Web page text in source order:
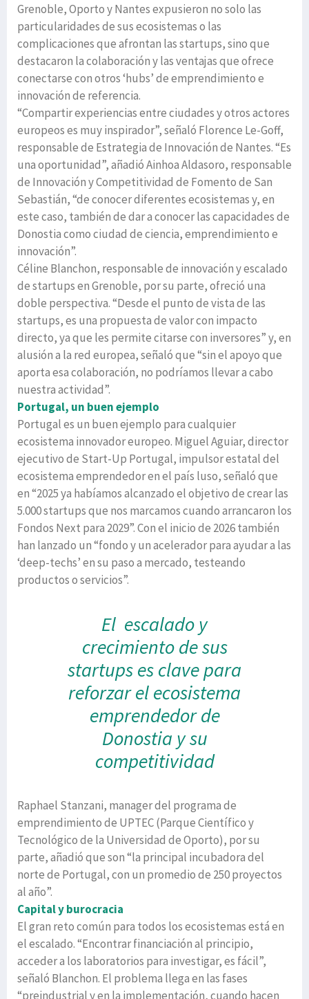
Grenoble, Oporto y Nantes expusieron no solo las
particularidades de sus ecosistemas o las
complicaciones que afrontan las startups, sino que
destacaron la colaboración y las ventajas que ofrece
conectarse con otros ‘hubs’ de emprendimiento e
innovación de referencia.
“Compartir experiencias entre ciudades y otros actores
europeos es muy inspirador”, señaló Florence Le-Goff,
responsable de Estrategia de Innovación de Nantes. “Es
una oportunidad”, añadió Ainhoa Aldasoro, responsable
de Innovación y Competitividad de Fomento de San
Sebastián, “de conocer diferentes ecosistemas y, en
este caso, también de dar a conocer las capacidades de
Donostia como ciudad de ciencia, emprendimiento e
innovación”.
Céline Blanchon, responsable de innovación y escalado
de startups en Grenoble, por su parte, ofreció una
doble perspectiva. “Desde el punto de vista de las
startups, es una propuesta de valor con impacto
directo, ya que les permite citarse con inversores” y, en
alusión a la red europea, señaló que “sin el apoyo que
aporta esa colaboración, no podríamos llevar a cabo
nuestra actividad”.
Portugal, un buen ejemplo
Portugal es un buen ejemplo para cualquier
ecosistema innovador europeo. Miguel Aguiar, director
ejecutivo de Start-Up Portugal, impulsor estatal del
ecosistema emprendedor en el país luso, señaló que
en “2025 ya habíamos alcanzado el objetivo de crear las
5.000 startups que nos marcamos cuando arrancaron los
Fondos Next para 2029”. Con el inicio de 2026 también
han lanzado un “fondo y un acelerador para ayudar a las
‘deep-techs’ en su paso a mercado, testeando
productos o servicios”.
El escalado y
crecimiento de sus
startups es clave para
reforzar el ecosistema
emprendedor de
Donostia y su
competitividad
Raphael Stanzani, manager del programa de
emprendimiento de UPTEC (Parque Científico y
Tecnológico de la Universidad de Oporto), por su
parte, añadió que son “la principal incubadora del
norte de Portugal, con un promedio de 250 proyectos
al año”.
Capital y burocracia
El gran reto común para todos los ecosistemas está en
el escalado. “Encontrar financiación al principio,
acceder a los laboratorios para investigar, es fácil”,
señaló Blanchon. El problema llega en las fases
“preindustrial y en la implementación, cuando hacen